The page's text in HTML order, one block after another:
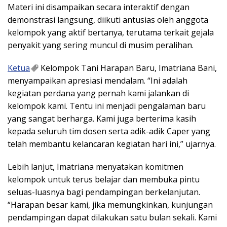
Materi ini disampaikan secara interaktif dengan
demonstrasi langsung, diikuti antusias oleh anggota
kelompok yang aktif bertanya, terutama terkait gejala
penyakit yang sering muncul di musim peralihan.
Ketua
Kelompok Tani Harapan Baru, Imatriana Bani,
menyampaikan apresiasi mendalam. “Ini adalah
kegiatan perdana yang pernah kami jalankan di
kelompok kami. Tentu ini menjadi pengalaman baru
yang sangat berharga. Kami juga berterima kasih
kepada seluruh tim dosen serta adik-adik Caper yang
telah membantu kelancaran kegiatan hari ini,” ujarnya.
Lebih lanjut, Imatriana menyatakan komitmen
kelompok untuk terus belajar dan membuka pintu
seluas-luasnya bagi pendampingan berkelanjutan.
“Harapan besar kami, jika memungkinkan, kunjungan
pendampingan dapat dilakukan satu bulan sekali. Kami